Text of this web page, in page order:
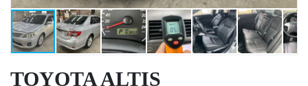
TOYOTA ALTIS